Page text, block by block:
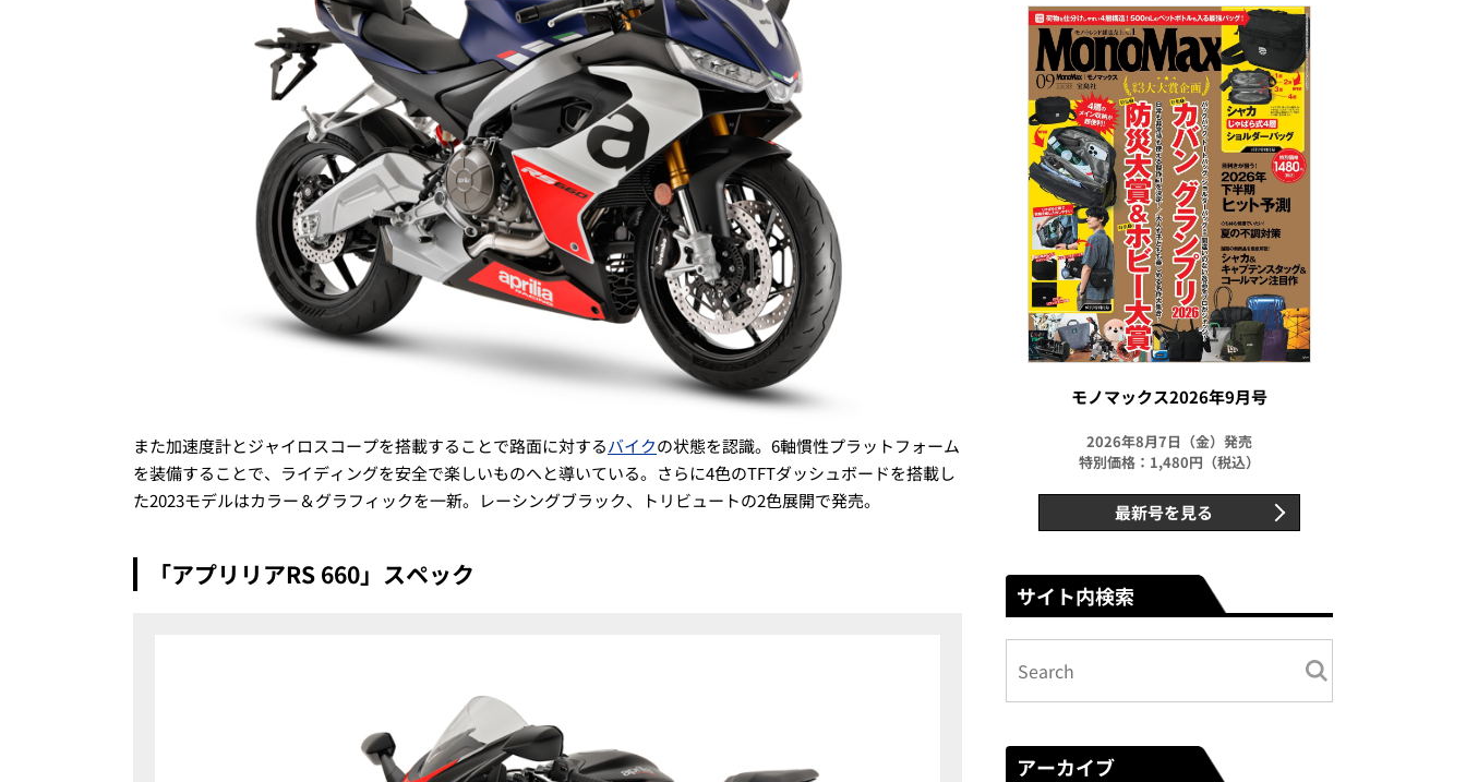
また加速度計とジャイロスコープを搭載することで路面に対するバイクの状態を認識。6軸慣性プラットフォーム
を装備することで、ライディングを安全で楽しいものへと導いている。さらに4色のTFTダッシュボードを搭載し
た2023モデルはカラー＆グラフィックを一新。レーシングブラック、トリビュートの2色展開で発売。
「アプリリアRS 660」スペック
モノマックス2026年9月号
2026年8月7日（金）発売
特別価格：1,480円（税込）
最新号を見る
サイト内検索
アーカイブ